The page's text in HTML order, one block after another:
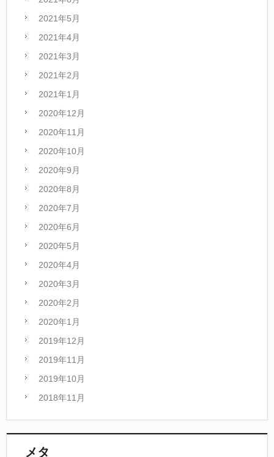
2021年5月
2021年4月
2021年3月
2021年2月
2021年1月
2020年12月
2020年11月
2020年10月
2020年9月
2020年8月
2020年7月
2020年6月
2020年5月
2020年4月
2020年3月
2020年2月
2020年1月
2019年12月
2019年11月
2019年10月
2018年11月
メタ